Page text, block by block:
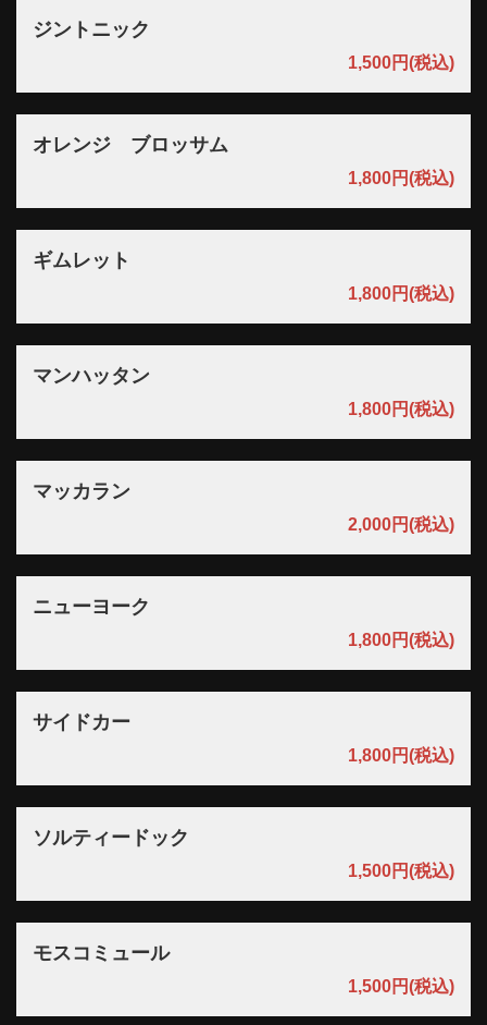
ジントニック
1,500円(税込)
オレンジ ブロッサム
1,800円(税込)
ギムレット
1,800円(税込)
マンハッタン
1,800円(税込)
マッカラン
2,000円(税込)
ニューヨーク
1,800円(税込)
サイドカー
1,800円(税込)
ソルティードック
1,500円(税込)
モスコミュール
1,500円(税込)